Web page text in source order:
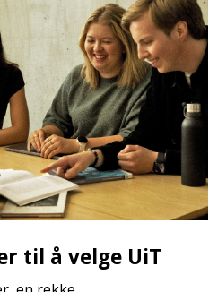
til å velge UiT